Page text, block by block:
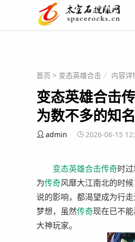
首页 > 变态英雄合击 内容详
变态英雄合击
为数不多的知
admin 2026-06-15
变态英雄合击传奇时
为传奇风靡大江南北的时
说的影响，都渴望成为行
梦想，虽然传奇现在已不
大神玩家。